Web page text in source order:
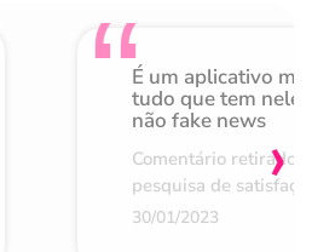
É um aplicativo
tudo que tem nele
não fake news
Comentário retirado
pesquisa de
30/01/2023
›